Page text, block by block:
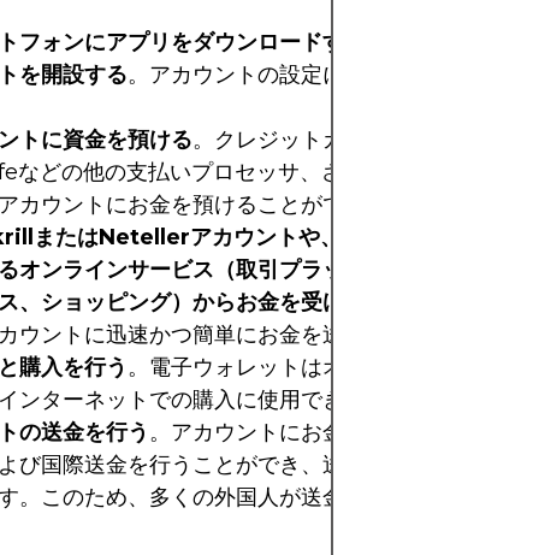
フォンにアプリをダウンロードするか、ノートパソ
を開設する。アカウントの設定にはいくつかの個人
トに資金を預ける。クレジットカード、銀行振込、
などの他の支払いプロセッサ、さらにはビットコイ
カウントにお金を預けることができます。
またはNetellerアカウントや、これらのプラット
オンラインサービス（取引プラットフォーム、カジ
、ショッピング）からお金を受け取る
ウントに迅速かつ簡単にお金を送ることができます。
購入を行う 。電子ウォレットはオンラインアカウン
ンターネットでの購入に使用できます。
の送金を行う 。アカウントにお金が預けられたら、
び国際送金を行うことができ、送金先によっては無
。このため、多くの外国人が送金にこのサービスを